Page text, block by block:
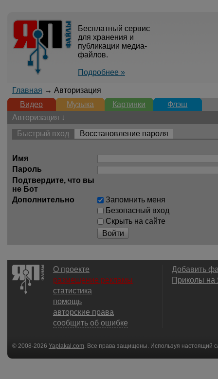
Бесплатный сервис
для хранения и
публикации медиа-
файлов.
Подробнее »
Главная → Авторизация
Видео
Музыка Картинки
Флэш
Авторизация ↓
Быстрый вход
Восстановление пароля
Имя
Пароль
Подтвердите, что вы
не Бот
Дополнительно
Запомнить меня
Безопасный вход
Скрыть на сайте
Войти
О проекте
размещение рекламы
статистика
помощь
авторские права
сообщить об ошибке
Добавить
Приколы
© 2008-2026 Yaplakal.com . Все права защищены. Используя настоящий
соглашения.